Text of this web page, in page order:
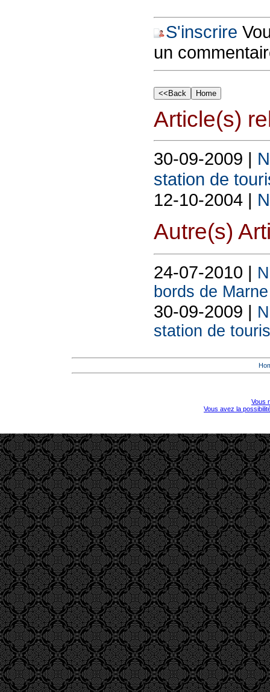
S'inscrire
un
Article(s)
30-09-2009 |
station de
12-10-2004 |
Autre(s)
24-07-2010 |
bords de Marne
30-09-2009 |
station de
Vous
Vous avez la